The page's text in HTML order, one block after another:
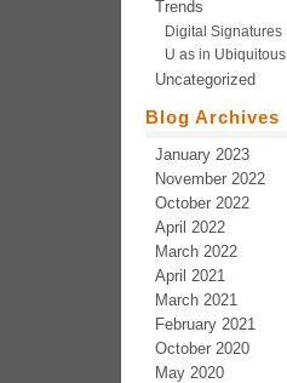
Trends
Digital Signatures
U as in Ubiquitous
Uncategorized
Blog Archives
January 2023
November 2022
October 2022
April 2022
March 2022
April 2021
March 2021
February 2021
October 2020
May 2020